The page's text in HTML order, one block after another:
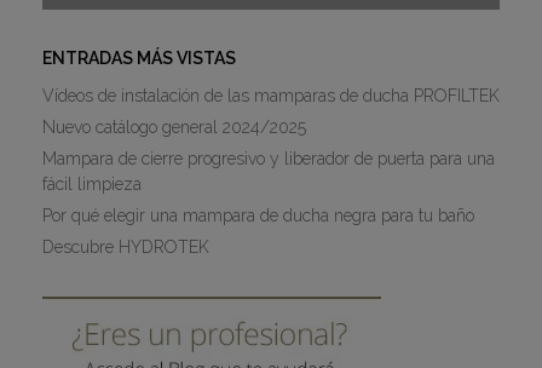
ENTRADAS MÁS VISTAS
Vídeos de instalación de las mamparas de ducha PROFILTEK
Nuevo catálogo general 2024/2025
Mampara de cierre progresivo y liberador de puerta para una
fácil limpieza
Por qué elegir una mampara de ducha negra para tu baño
Descubre HYDROTEK